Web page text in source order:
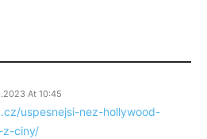
At 10:45
uspesnejsi-nez-hollywood-
z-ciny/